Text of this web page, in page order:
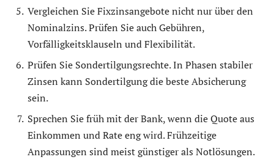
Vergleichen Sie Fixzinsangebote nicht nur über den
Nominalzins. Prüfen Sie auch Gebühren,
Vorfälligkeitsklauseln und Flexibilität.
Prüfen Sie Sondertilgungsrechte. In Phasen stabiler
Zinsen kann Sondertilgung die beste Absicherung
sein.
Sprechen Sie früh mit der Bank, wenn die Quote aus
Einkommen und Rate eng wird. Frühzeitige
Anpassungen sind meist günstiger als Notlösungen.